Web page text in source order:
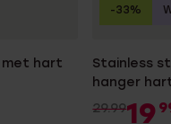
met hart
Stainless
hanger
29.9919
-33%